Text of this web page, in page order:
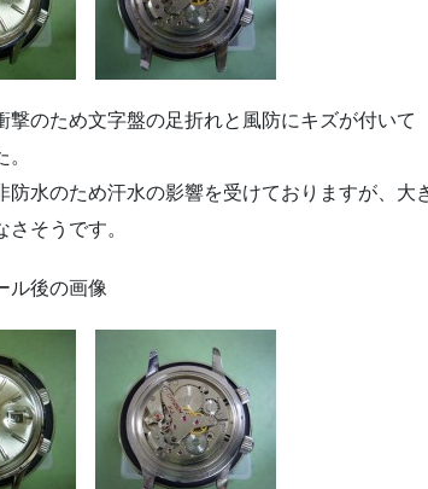
撃のため文字盤の足折れと風防にキズが付いて
防水のため汗水の影響を受けておりますが、大
さそうです。
ル後の画像